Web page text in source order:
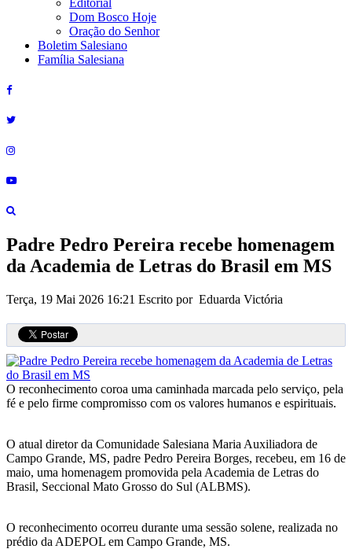
Editorial
Dom Bosco Hoje
Oração do Senhor
Boletim Salesiano
Família Salesiana
Padre Pedro Pereira recebe homenagem
da Academia de Letras do Brasil em MS
Terça, 19 Mai 2026 16:21 Escrito por Eduarda Victória
O reconhecimento coroa uma caminhada marcada pelo serviço, pela
fé e pelo firme compromisso com os valores humanos e espirituais.
O atual diretor da Comunidade Salesiana Maria Auxiliadora de
Campo Grande, MS, padre Pedro Pereira Borges, recebeu, em 16 de
maio, uma homenagem promovida pela Academia de Letras do
Brasil, Seccional Mato Grosso do Sul (ALBMS).
O reconhecimento ocorreu durante uma sessão solene, realizada no
prédio da ADEPOL em Campo Grande, MS.